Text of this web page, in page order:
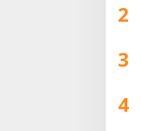
2
3
4